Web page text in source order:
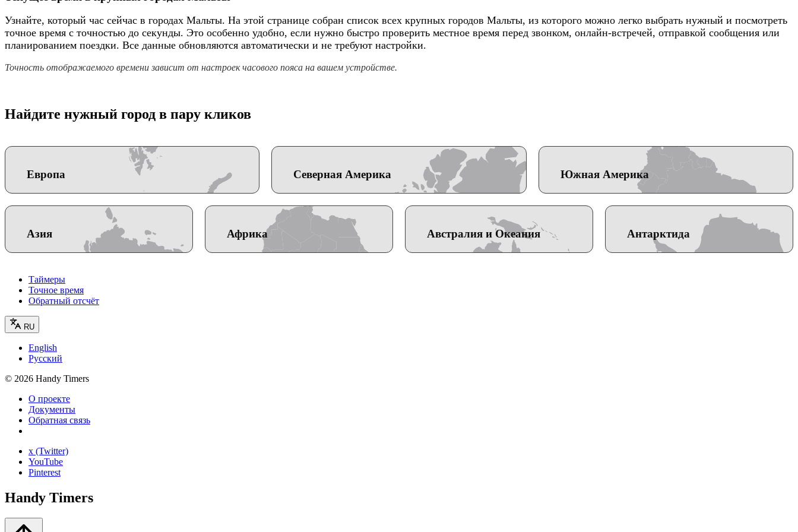
Узнайте, который час сейчас в городах Мальты. На этой странице собран список всех крупных городов Мальты, из которого можно легко выбрать нужный и посмотреть
точное время с точностью до секунды. Это особенно удобно, если нужно быстро проверить местное время перед звонком, онлайн-встречей, отправкой сообщения или
планированием поездки. Все данные обновляются автоматически и не требуют настройки.
Точность отображаемого времени зависит от настроек часового пояса на вашем устройстве.
Найдите нужный город в пару кликов
Европа Северная Америка Южная Америка
Азия Африка Австралия и Океания Антарктида
Таймеры
Точное время
Обратный отсчёт
RU
English
Русский
© 2026 Handy Timers
О проекте
Документы
Обратная связь
x (Twitter)
YouTube
Pinterest
Handy Timers